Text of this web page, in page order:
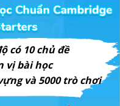
có 10 chủ đề
vị bài học
và 5000 trò chơi